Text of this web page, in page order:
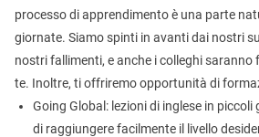
processo di apprendimento è una parte
giornate. Siamo spinti in avanti dai nostri
nostri fallimenti, e anche i colleghi saranno
te. Inoltre, ti offriremo opportunità di
Going Global: lezioni di inglese in
di raggiungere facilmente il livello